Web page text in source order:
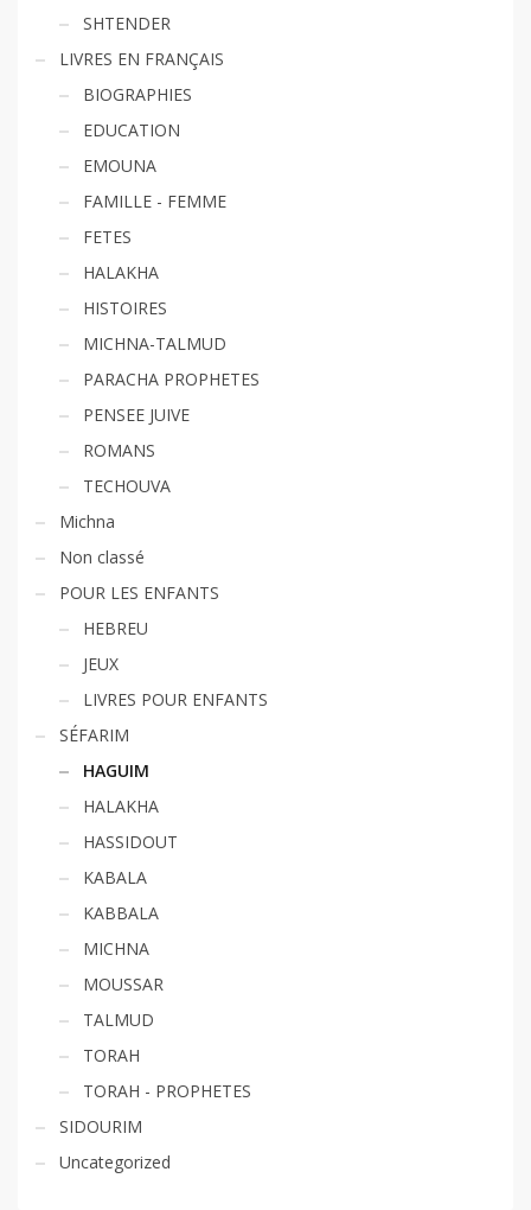
SHTENDER
LIVRES EN FRANÇAIS
BIOGRAPHIES
EDUCATION
EMOUNA
FAMILLE - FEMME
FETES
HALAKHA
HISTOIRES
MICHNA-TALMUD
PARACHA PROPHETES
PENSEE JUIVE
ROMANS
TECHOUVA
Michna
Non classé
POUR LES ENFANTS
HEBREU
JEUX
LIVRES POUR ENFANTS
SÉFARIM
HAGUIM
HALAKHA
HASSIDOUT
KABALA
KABBALA
MICHNA
MOUSSAR
TALMUD
TORAH
TORAH - PROPHETES
SIDOURIM
Uncategorized